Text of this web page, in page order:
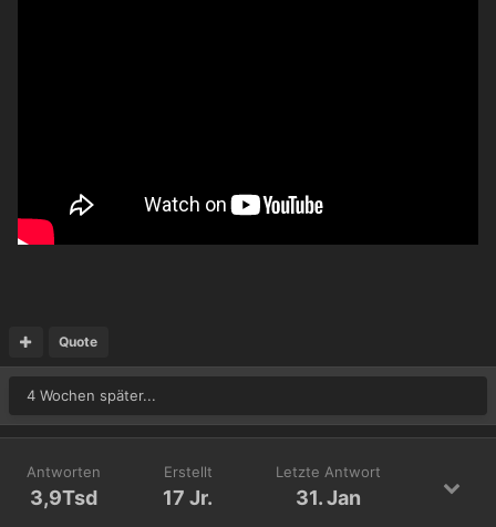
Quote
4 Wochen später...
Antworten
3,9Tsd
Erstellt
17 Jr.
Letzte Antwort
31. Jan